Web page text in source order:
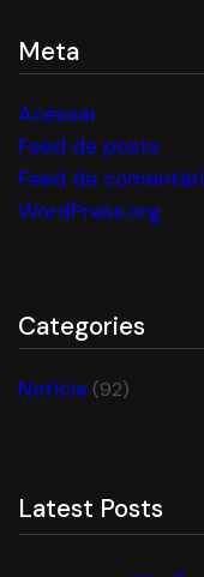
Meta
Acessar
Feed de posts
Feed de
WordPress.org
Categories
Notícia (92)
Latest Posts